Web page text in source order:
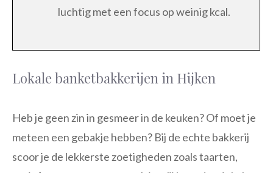
luchtig met een focus op weinig kcal.
Lokale banketbakkerijen in Hijken
Heb je geen zin in gesmeer in de keuken? Of moet je
meteen een gebakje hebben? Bij de echte bakkerij
scoor je de lekkerste zoetigheden zoals taarten,